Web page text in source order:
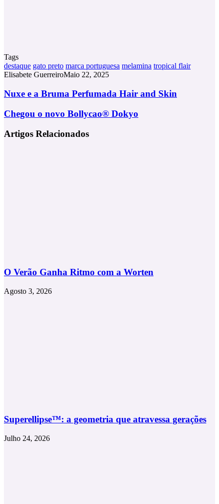
Tags
destaque gato preto marca portuguesa melamina tropical flair
Elisabete GuerreiroMaio 22, 2025
Nuxe
a
Bruma
Hair
Nuxe e a Bruma Perfumada Hair and Skin
Chegou
novo
Bollycao®
Chegou o novo Bollycao® Dokyo
Artigos Relacionados
O Verão Ganha Ritmo com a Worten
Agosto 3, 2026
Superellipse™: a geometria que atravessa gerações
Julho 24, 2026